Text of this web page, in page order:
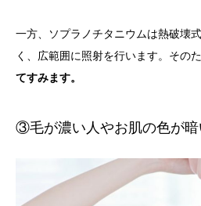
一方、ソプラノチタニウムは熱破壊
く、広範囲に照射を行います。そのた
てすみます。
③毛が濃い人やお肌の色が暗